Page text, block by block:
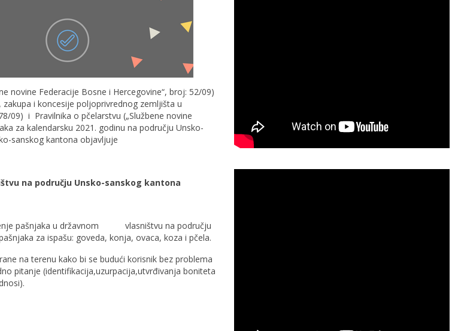
novine Federacije Bosne i Hercegovine“, broj: 52/09)
i koncesije poljoprivrednog zemljišta u
09) i Pravilnika o pčelarstvu („Službene novine
za kalendarsku 2021. godinu na području Unsko-
sanskog kantona objavljuje
na području Unsko-sanskog kantona
pašnjaka u državnom vlasništvu na području
za ispašu: goveda, konja, ovaca, koza i pčela.
na terenu kako bi se budući korisnik bez problema
pitanje (identifikacija,uzurpacija,utvrđivanja boniteta
pravni odnosi).